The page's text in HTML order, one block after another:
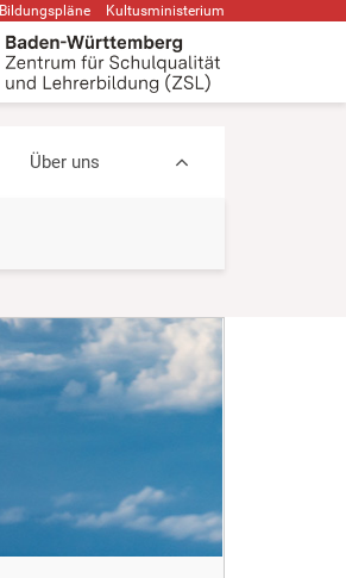
Bildungspläne Kultusministerium
Über uns